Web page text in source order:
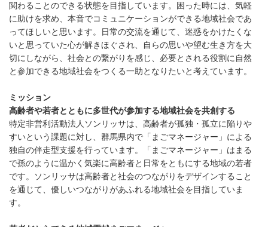
関わることのできる状態を目指しています。困った時には、気軽
に助けを求め、本音でコミュニケーションができる地域社会であ
ってほしいと思います。日常の交流を通じて、迷惑をかけたくな
いと思っていた心が解きほぐされ、自らの思いや望む生き方を大
切にしながら、社会との繋がりを感じ、必要とされる役割に自然
と参加できる地域社会をつくる一助となりたいと考えています。
ミッション
高齢者や若者とともに多世代が参加する地域社会を共創する
特定非営利活動法人ソンリッサは、高齢者が孤独・孤立に陥りや
すいという課題に対し、群馬県内で「まごマネージャー」による
独自の伴走型支援を行っています。「まごマネージャー」はまる
で孫のように温かく気楽に高齢者と日常をともにする地域の若者
です。ソンリッサは高齢者と社会のつながりをデザインすること
を通じて、優しいつながりがあふれる地域社会を目指していま
す。